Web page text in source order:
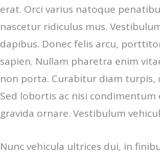
erat. Orci varius natoque
nascetur ridiculus mus.
dapibus. Donec felis arcu,
sapien. Nullam pharetra enim
non porta. Curabitur diam turpis,
Sed lobortis ac nisi condimentum
gravida ornare. Vestibulum
Nunc vehicula ultrices dui, in